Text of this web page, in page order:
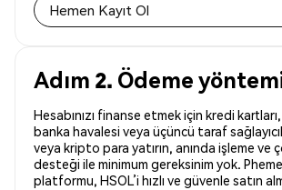
Hemen Kayıt Ol
Adım 2. Ödeme
Hesabınızı finanse etmek için kredi
banka havalesi veya üçüncü taraf
veya kripto para yatırın, anında işleme ve
desteği ile minimum gereksinim yok.
platformu, HSOL’i hızlı ve güvenle satın